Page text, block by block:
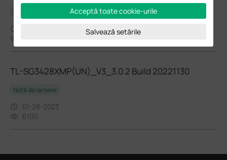
TL-SG3428XMP(UN)_V3_3.0.2 Build 20221130
Notă de lansare
01-28-2023
6190
Acceptă toate cookie-urile
Salvează setările